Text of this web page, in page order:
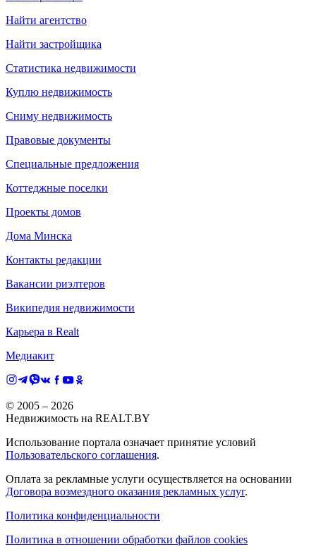
Найти агентство
Найти застройщика
Статистика недвижимости
Куплю недвижимость
Сниму недвижимость
Правовые документы
Специальные предложения
Коттеджные поселки
Проекты домов
Дома Минска
Контакты редакции
Вакансии риэлтеров
Википедия недвижимости
Карьера в Realt
Медиакит
© 2005 – 2026
Недвижимость на REALT.BY
Использование портала означает принятие условий
Пользовательского соглашения.
Оплата за рекламные услуги осуществляется на основании
Договора возмездного оказания рекламных услуг.
Политика конфиденциальности
Политика в отношении обработки файлов cookies